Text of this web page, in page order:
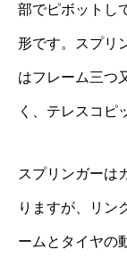
部でピボットし
形です。スプリ
はフレーム三つ
く、テレスコピ
スプリンガーは
りますが、リン
ームとタイヤの